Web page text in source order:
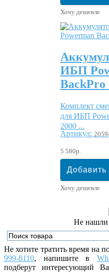
Хочу дешевле
ИБП
BackPro
Комплект
для ИБП
2000 ...
Артикул:
5 580р.
Хочу дешевле
Не нашли
Не хотите тратить время на
999-8110, напишитев
подберут интересующий